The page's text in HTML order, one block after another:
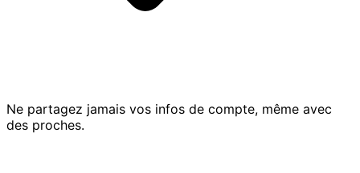
Ne partagez jamais vos infos de compte, même avec
des proches.